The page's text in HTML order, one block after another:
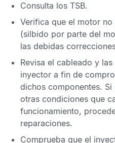
Consulta los TSB.
Verifica que el motor
(silbido por parte del
las debidas
Revisa el cableado y
inyector a fin de
dichos componentes.
otras condiciones que
funcionamiento,
reparaciones.
Comprueba que el